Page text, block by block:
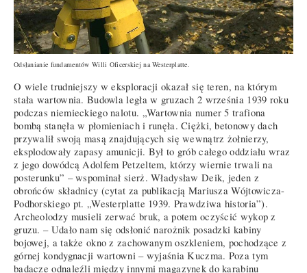
Odsłanianie fundamentów Willi Oficerskiej na Westerplatte.
O wiele trudniejszy w eksploracji okazał się teren, na którym
stała wartownia. Budowla legła w gruzach 2 września 1939 roku
podczas niemieckiego nalotu. „Wartownia numer 5 trafiona
bombą stanęła w płomieniach i runęła. Ciężki, betonowy dach
przywalił swoją masą znajdujących się wewnątrz żołnierzy,
eksplodowały zapasy amunicji. Był to grób całego oddziału wraz
z jego dowódcą Adolfem Petzeltem, którzy wiernie trwali na
posterunku” – wspominał sierż. Władysław Deik, jeden z
obrońców składnicy (cytat za publikacją Mariusza Wójtowicza-
Podhorskiego pt. „Westerplatte 1939. Prawdziwa historia”).
Archeolodzy musieli zerwać bruk, a potem oczyścić wykop z
gruzu. – Udało nam się odsłonić narożnik posadzki kabiny
bojowej, a także okno z zachowanym oszkleniem, pochodzące z
górnej kondygnacji wartowni – wyjaśnia Kuczma. Poza tym
badacze odnaleźli między innymi magazynek do karabinu